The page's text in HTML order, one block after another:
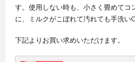
す。使用しない時も、小さく畳めてコ
に、ミルクがこぼれて汚れても手洗い
下記よりお買い求めいただけます。